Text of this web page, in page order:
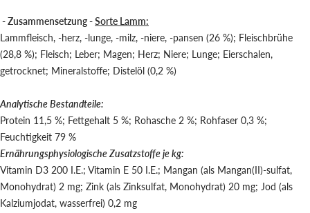
- Zusammensetzung -Sorte Lamm:
Lammfleisch, -herz, -lunge, -milz, -niere, -pansen (26 %); Fleischbrühe
(28,8 %); Fleisch; Leber; Magen; Herz; Niere; Lunge; Eierschalen,
getrocknet; Mineralstoffe; Distelöl (0,2 %)
Analytische Bestandteile:
Protein 11,5 %; Fettgehalt 5 %; Rohasche 2 %; Rohfaser 0,3 %;
Feuchtigkeit 79 %
Ernährungsphysiologische Zusatzstoffe je kg:
Vitamin D3 200 I.E.; Vitamin E 50 I.E.; Mangan (als Mangan(II)-sulfat,
Monohydrat) 2 mg; Zink (als Zinksulfat, Monohydrat) 20 mg; Jod (als
Kalziumjodat, wasserfrei) 0,2 mg